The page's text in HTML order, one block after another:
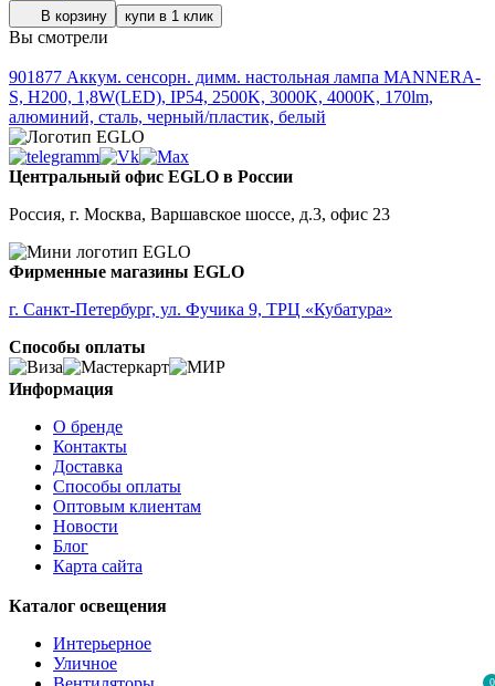
0
В корзину купи в 1 клик
Вы смотрели
901877 Аккум. сенсорн. димм. настольная лампа MANNERA-
S, H200, 1,8W(LED), IP54, 2500K, 3000K, 4000K, 170lm,
алюминий, сталь, черный/пластик, белый
Центральный офис EGLO в России
Россия, г. Москва, Варшавское шоссе, д.3, офис 23
Фирменные магазины EGLO
г. Санкт-Петербург, ул. Фучика 9, ТРЦ «Кубатура»
Способы оплаты
Информация
О бренде
Контакты
Доставка
Способы оплаты
Оптовым клиентам
Новости
Блог
Карта сайта
Каталог освещения
Интерьерное
Уличное